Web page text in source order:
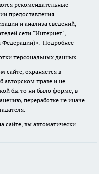
рекомендательные
предоставления
и анализа сведений,
сети "Интернет",
Федерации)». Подробнее
персональных данных
сайте, охраняется в
авторском праве и не
бы то ни было форме, в
переработке не иначе
сайте, вы автоматически